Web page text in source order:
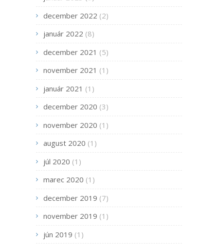
december 2022 (2)
január 2022 (8)
december 2021 (5)
november 2021 (1)
január 2021 (1)
december 2020 (3)
november 2020 (1)
august 2020 (1)
júl 2020 (1)
marec 2020 (1)
december 2019 (7)
november 2019 (1)
jún 2019 (1)